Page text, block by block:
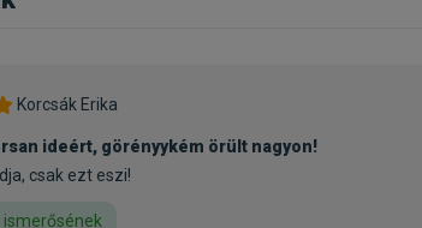
Korcsák Erika
ideért, görényykém örült nagyon!
csak ezt eszi!
ismerősének